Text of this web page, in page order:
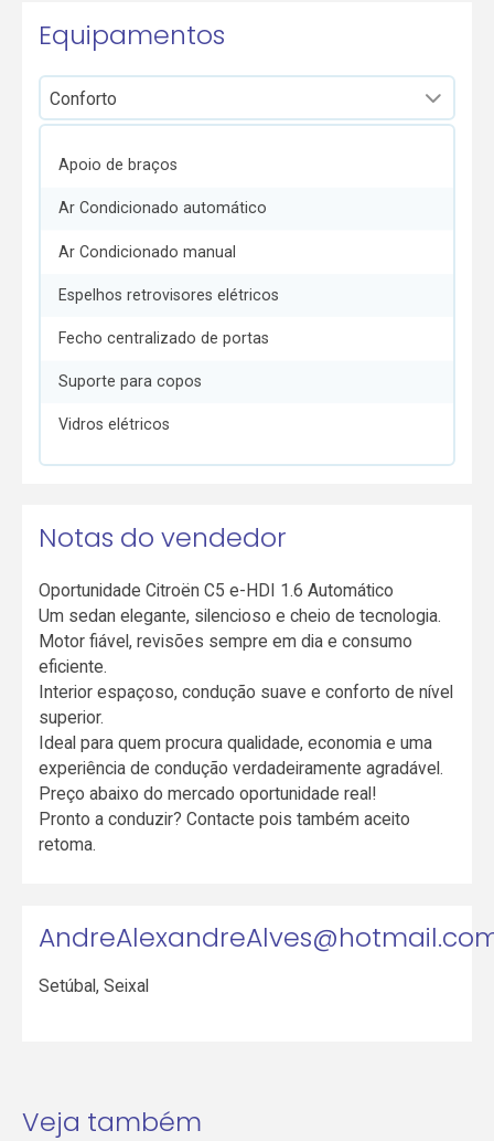
Equipamentos
Apoio de braços
Ar Condicionado automático
Ar Condicionado manual
Espelhos retrovisores elétricos
Fecho centralizado de portas
Suporte para copos
Vidros elétricos
Notas do vendedor
Oportunidade Citroën C5 e-HDI 1.6 Automático
Um sedan elegante, silencioso e cheio de tecnologia.
Motor fiável, revisões sempre em dia e consumo
eficiente.
Interior espaçoso, condução suave e conforto de nível
superior.
Ideal para quem procura qualidade, economia e uma
experiência de condução verdadeiramente agradável.
Preço abaixo do mercado oportunidade real!
Pronto a conduzir? Contacte pois também aceito
retoma.
Setúbal,Seixal
Veja também